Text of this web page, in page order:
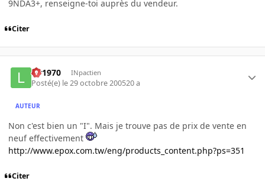
9NDA3+, renseigne-toi auprès du vendeur.
Citer
lar1970 INpactien
Posté(e) le 29 octobre 200520 a
AUTEUR
Non c'est bien un "I". Mais je trouve pas de prix de vente en
neuf effectivement
http://www.epox.com.tw/eng/products_content.php?ps=351
Citer